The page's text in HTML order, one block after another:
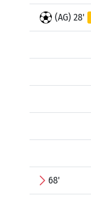
(AG) 28'
68'